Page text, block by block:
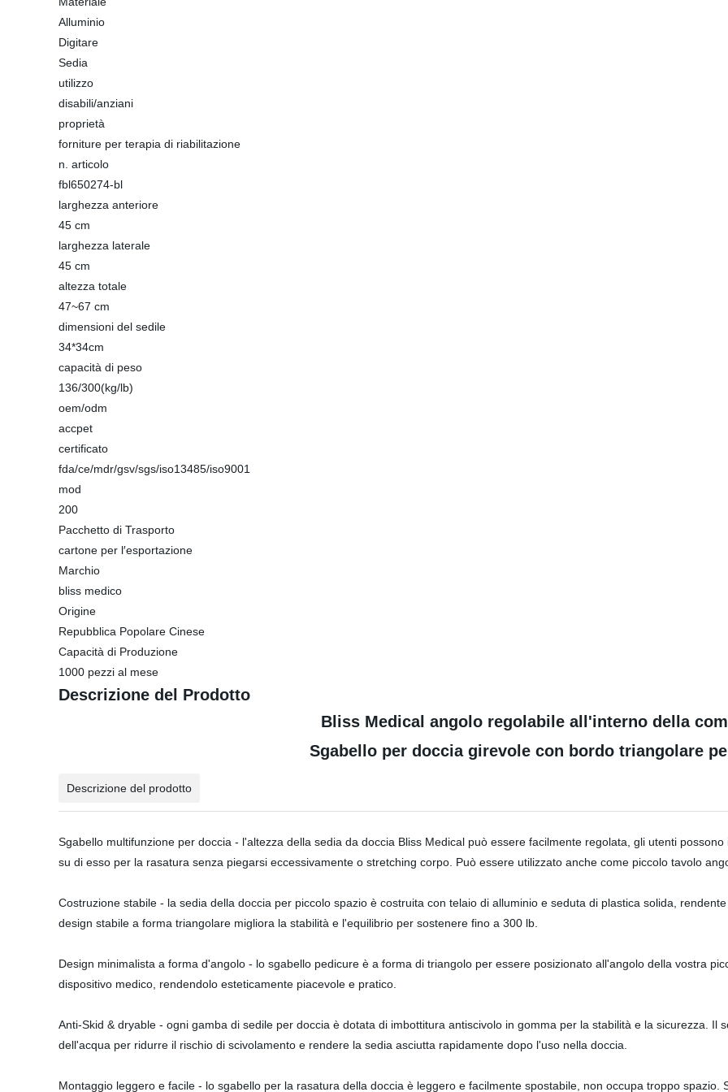
Alluminio
Digitare
Sedia
utilizzo
disabili/anziani
proprietà
forniture per terapia di riabilitazione
n. articolo
fbl650274-bl
larghezza anteriore
45 cm
larghezza laterale
45 cm
altezza totale
47~67 cm
dimensioni del sedile
34*34cm
capacità di peso
136/300(kg/lb)
oem/odm
accpet
certificato
fda/ce/mdr/gsv/sgs/iso13485/iso9001
mod
200
Pacchetto di Trasporto
cartone per l′esportazione
Marchio
bliss medico
Origine
Repubblica Popolare Cinese
Capacità di Produzione
1000 pezzi al mese
Descrizione del Prodotto
Bliss Medical angolo regolabile all'interno della
Sgabello per doccia girevole con bordo triangolare
Descrizione del prodotto
Sgabello multifunzione per doccia - l'altezza della sedia da doccia Bliss Medical può essere facilmente regolata, gli utenti
su di esso per la rasatura senza piegarsi eccessivamente o stretching corpo. Può essere utilizzato anche come piccolo tavolo
Costruzione stabile - la sedia della doccia per piccolo spazio è costruita con telaio di alluminio e seduta di plastica solida,
design stabile a forma triangolare migliora la stabilità e l'equilibrio per sostenere fino a 300 lb.
Design minimalista a forma d'angolo - lo sgabello pedicure è a forma di triangolo per essere posizionato all'angolo della vostra
dispositivo medico, rendendolo esteticamente piacevole e pratico.
Anti-Skid & dryable - ogni gamba di sedile per doccia è dotata di imbottitura antiscivolo in gomma per la stabilità e la sicurezza. Il
dell'acqua per ridurre il rischio di scivolamento e rendere la sedia asciutta rapidamente dopo l'uso nella doccia.
Montaggio leggero e facile - lo sgabello per la rasatura della doccia è leggero e facilmente spostabile, non occupa troppo spazio.